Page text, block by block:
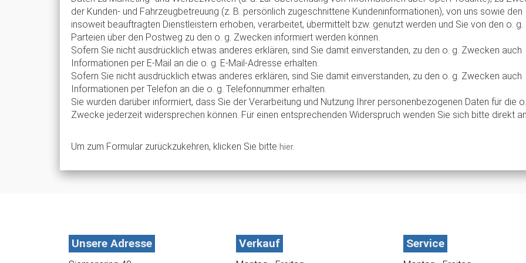
der Kunden- und Fahrzeugbetreuung (z. B. persönlich zugeschnittene Kundeninformationen), von uns sowie den
insoweit beauftragten Dienstleistern erhoben, verarbeitet, übermittelt bzw. genutzt werden und Sie von den o. g.
Parteien über den Postweg zu den o. g. Zwecken informiert werden können.
Sofern Sie nicht ausdrücklich etwas anderes erklären, sind Sie damit einverstanden, zu den o. g. Zwecken auch
Informationen per E-Mail an die o. g. E-Mail-Adresse erhalten.
Sofern Sie nicht ausdrücklich etwas anderes erklären, sind Sie damit einverstanden, zu den o. g. Zwecken auch
Informationen per Telefon an die o. g. Telefonnummer erhalten.
Sie wurden darüber informiert, dass Sie der Verarbeitung und Nutzung Ihrer personenbezogenen Daten für die
Zwecke jederzeit widersprechen können. Für einen entsprechenden Widerspruch wenden Sie sich bitte direkt
Um zum Formular zurückzukehren, klicken Sie bitte hier.
Unsere Adresse Verkauf Service